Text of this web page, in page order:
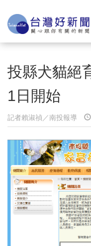
投縣犬貓絕
1日開始
記者賴淑禎／南投報導